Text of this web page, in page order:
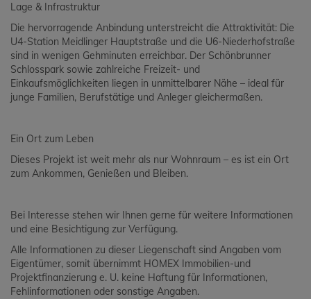
Lage & Infrastruktur
Die hervorragende Anbindung unterstreicht die Attraktivität: Die
U4-Station Meidlinger Hauptstraße und die U6-Niederhofstraße
sind in wenigen Gehminuten erreichbar. Der Schönbrunner
Schlosspark sowie zahlreiche Freizeit- und
Einkaufsmöglichkeiten liegen in unmittelbarer Nähe – ideal für
junge Familien, Berufstätige und Anleger gleichermaßen.
Ein Ort zum Leben
Dieses Projekt ist weit mehr als nur Wohnraum – es ist ein Ort
zum Ankommen, Genießen und Bleiben.
Bei Interesse stehen wir Ihnen gerne für weitere Informationen
und eine Besichtigung zur Verfügung.
Alle Informationen zu dieser Liegenschaft sind Angaben vom
Eigentümer, somit übernimmt HOMEX Immobilien-und
Projektfinanzierung e. U. keine Haftung für Informationen,
Fehlinformationen oder sonstige Angaben.